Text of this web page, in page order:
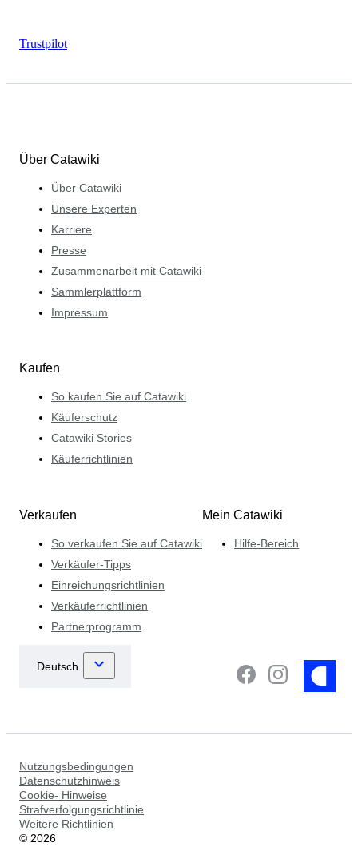
Trustpilot
Über Catawiki
Über Catawiki
Unsere Experten
Karriere
Presse
Zusammenarbeit mit Catawiki
Sammlerplattform
Impressum
Kaufen
So kaufen Sie auf Catawiki
Käuferschutz
Catawiki Stories
Käuferrichtlinien
Verkaufen
So verkaufen Sie auf Catawiki
Verkäufer-Tipps
Einreichungsrichtlinien
Verkäuferrichtlinien
Partnerprogramm
Mein Catawiki
Hilfe-Bereich
Nutzungsbedingungen
Datenschutzhinweis
Cookie- Hinweise
Strafverfolgungsrichtlinie
Weitere Richtlinien
© 2026